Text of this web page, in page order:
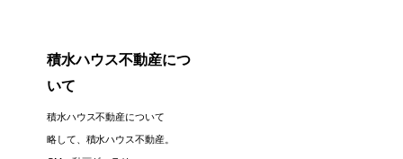
積水ハウス不動産につ
いて
積水ハウス不動産について
略して、積水ハウス不動産。